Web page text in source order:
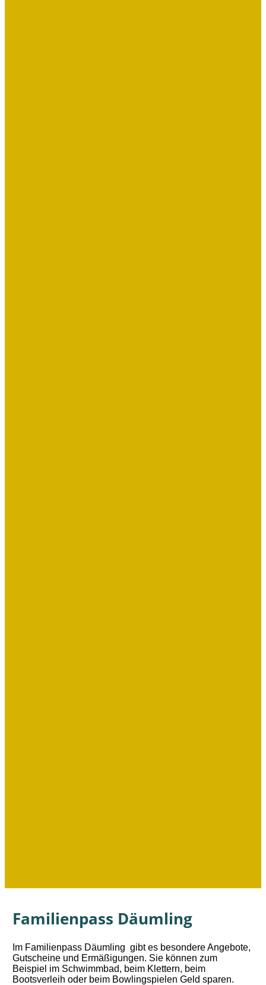
Familienpass Däumling
Im Familienpass Däumling gibt es besondere Angebote,
Gutscheine und Ermäßigungen. Sie können zum
Beispiel im Schwimmbad, beim Klettern, beim
Bootsverleih oder beim Bowlingspielen Geld sparen.